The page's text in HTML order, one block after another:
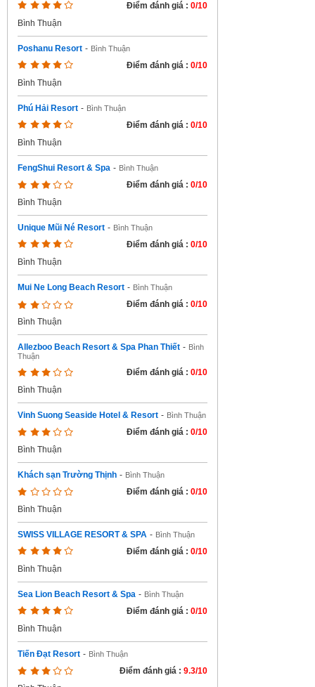
Điểm đánh giá : 0/10
Bình Thuận
Poshanu Resort - Bình Thuận
Điểm đánh giá : 0/10
Bình Thuận
Phú Hải Resort - Bình Thuận
Điểm đánh giá : 0/10
Bình Thuận
FengShui Resort & Spa - Bình Thuận
Điểm đánh giá : 0/10
Bình Thuận
Unique Mũi Né Resort - Bình Thuận
Điểm đánh giá : 0/10
Bình Thuận
Mui Ne Long Beach Resort - Bình Thuận
Điểm đánh giá : 0/10
Bình Thuận
Allezboo Beach Resort & Spa Phan Thiết - Bình
Thuận
Điểm đánh giá : 0/10
Bình Thuận
Vinh Suong Seaside Hotel & Resort - Bình Thuận
Điểm đánh giá : 0/10
Bình Thuận
Khách sạn Trường Thịnh - Bình Thuận
Điểm đánh giá : 0/10
Bình Thuận
SWISS VILLAGE RESORT & SPA - Bình Thuận
Điểm đánh giá : 0/10
Bình Thuận
Sea Lion Beach Resort & Spa - Bình Thuận
Điểm đánh giá : 0/10
Bình Thuận
Tiến Đạt Resort - Bình Thuận
Điểm đánh giá : 9.3/10